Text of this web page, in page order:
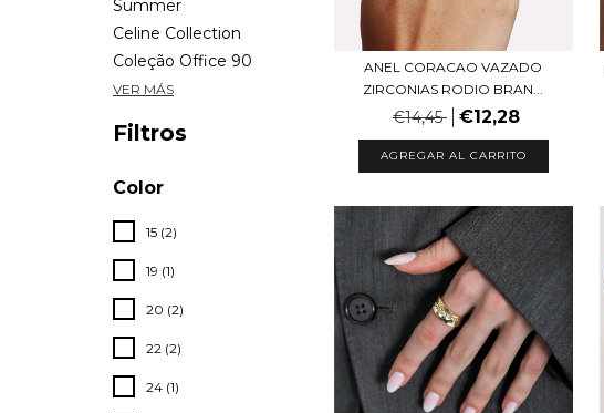
Summer
Celine Collection
Coleção Office 90
VER MÁS
Filtros
Color
15 (2)
19 (1)
20 (2)
22 (2)
24 (1)
ANEL CORACAO VAZADO
ZIRCONIAS RODIO BRAN...
€14,45 €12,28
AGREGAR AL CARRITO